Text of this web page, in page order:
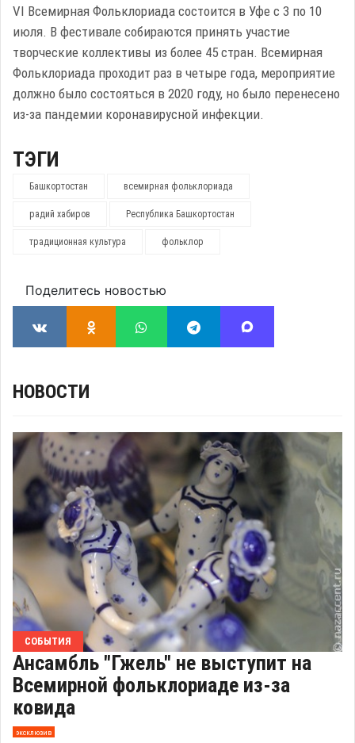
VI Всемирная Фольклориада состоится в Уфе с 3 по 10
июля. В фестивале собираются принять участие
творческие коллективы из более 45 стран. Всемирная
Фольклориада проходит раз в четыре года, мероприятие
должно было состояться в 2020 году, но было перенесено
из-за пандемии коронавирусной инфекции.
ТЭГИ
Башкортостан всемирная фольклориада
радий хабиров Республика Башкортостан
традиционная культура фольклор
Поделитесь новостью
НОВОСТИ
СОБЫТИЯ
Ансамбль "Гжель" не выступит на
Всемирной фольклориаде из-за
ковида
эксклюзив